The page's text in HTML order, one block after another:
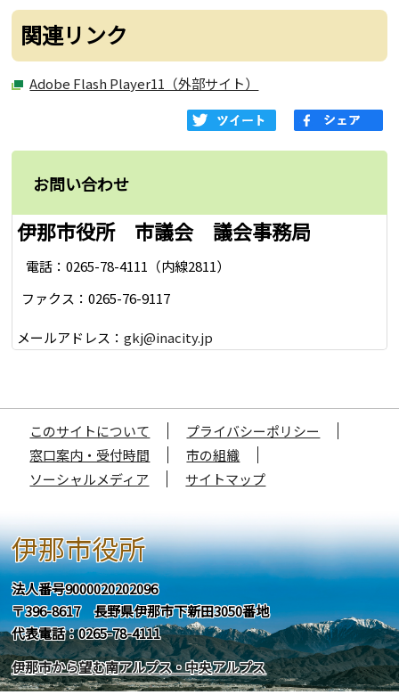
関連リンク
Adobe Flash Player11（外部サイト）
お問い合わせ
伊那市役所 市議会 議会事務局
電話：0265-78-4111（内線2811）
ファクス：0265-76-9117
メールアドレス：gkj@inacity.jp
このサイトについて
プライバシーポリシー
窓口案内・受付時間
市の組織
ソーシャルメディア
サイトマップ
伊那市役所
法人番号9000020202096
〒396-8617 長野県伊那市下新田3050番地
代表電話：0265-78-4111
伊那市から望む南アルプス・中央アルプス